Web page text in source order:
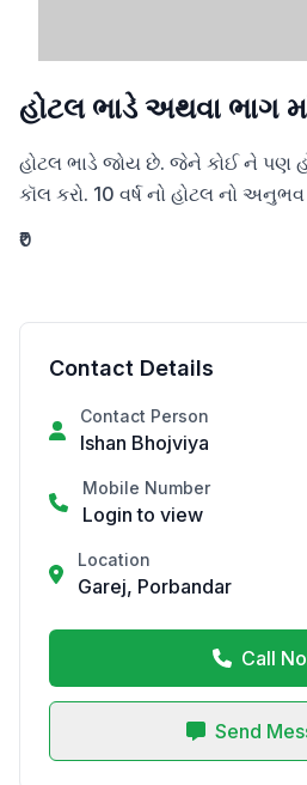
હોટલ ભાડે અથવા ભાગ
હોટલ ભાડે જોય છે. જેને કોઈ ને પણ
કૉલ કરો. 10 વર્ષ નો હોટલ નો અનુભવ
₹0
Contact Details
Contact Person
Ishan Bhojviya
Mobile Number
Login to view
Location
Garej, Porbandar
Call
Send